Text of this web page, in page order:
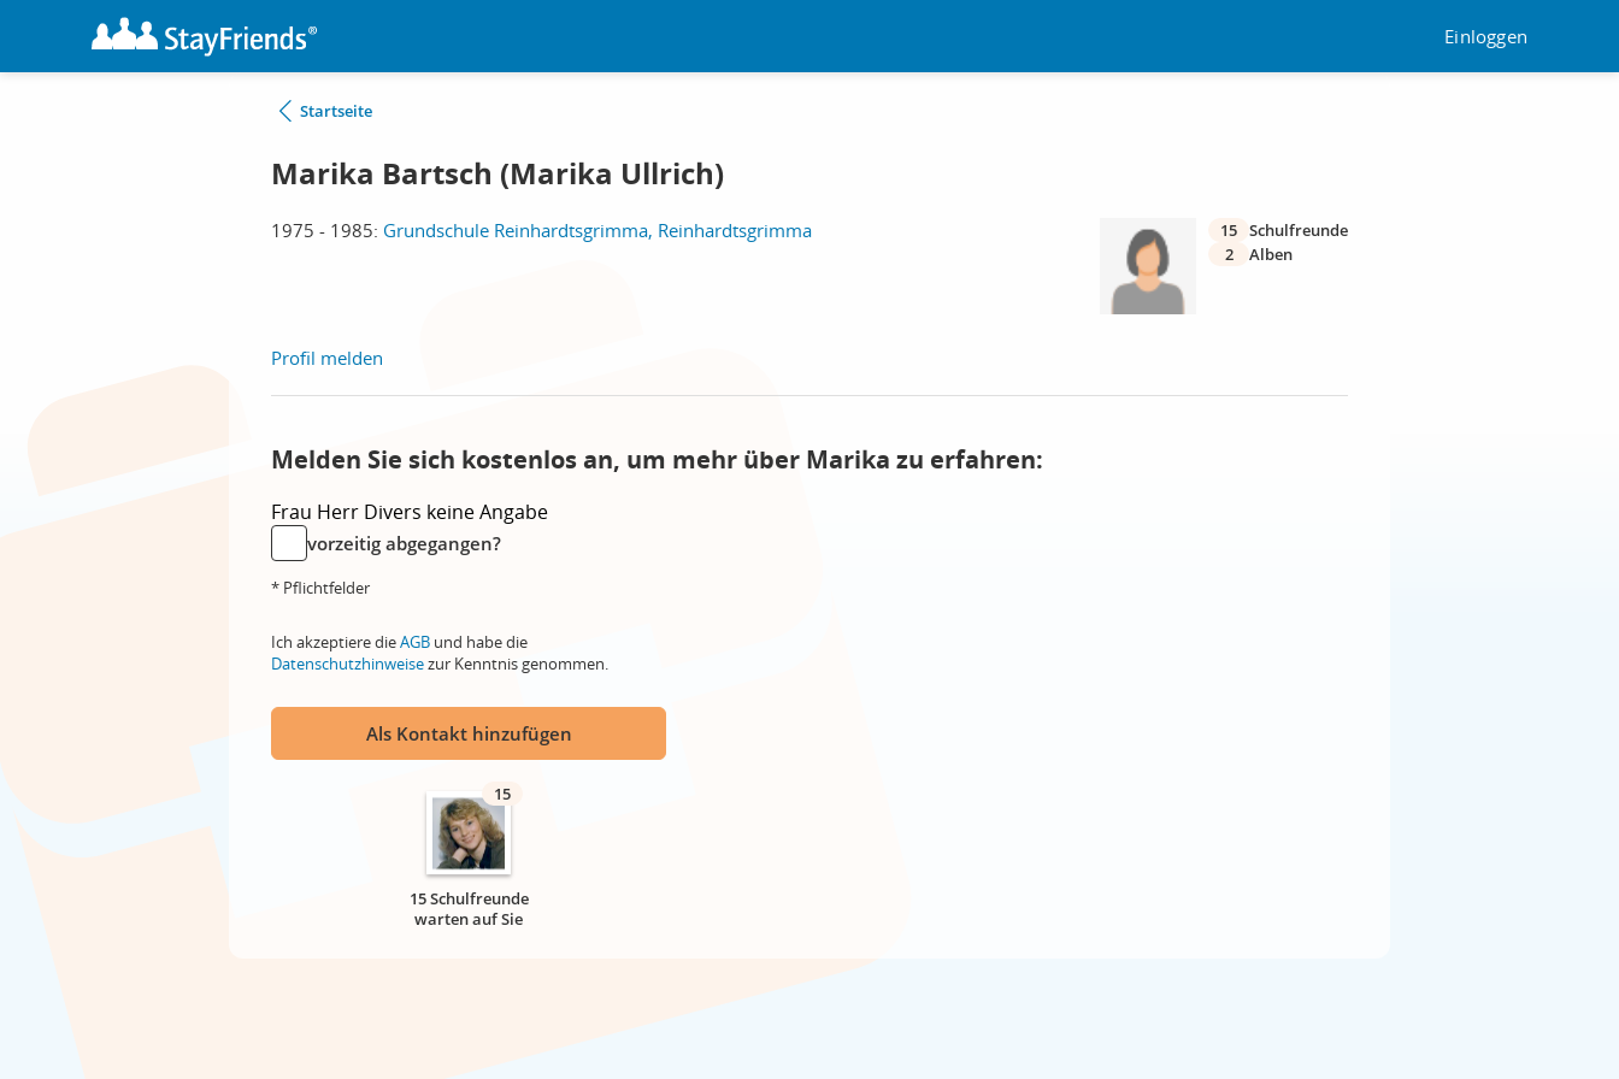
Einloggen
Startseite
Marika Bartsch (Marika Ullrich)
1975 - 1985: Grundschule Reinhardtsgrimma, Reinhardtsgrimma 15 Schulfreunde
2
Alben
Profil melden
Melden Sie sich kostenlos an, um mehr über Marika zu erfahren:
Frau Herr Divers keine Angabe
vorzeitig abgegangen?
* Pflichtfelder
Ich akzeptiere dieAGB und habe die
Datenschutzhinweisezur Kenntnis genommen.
Als Kontakt hinzufügen
15
15 Schulfreunde
warten auf Sie